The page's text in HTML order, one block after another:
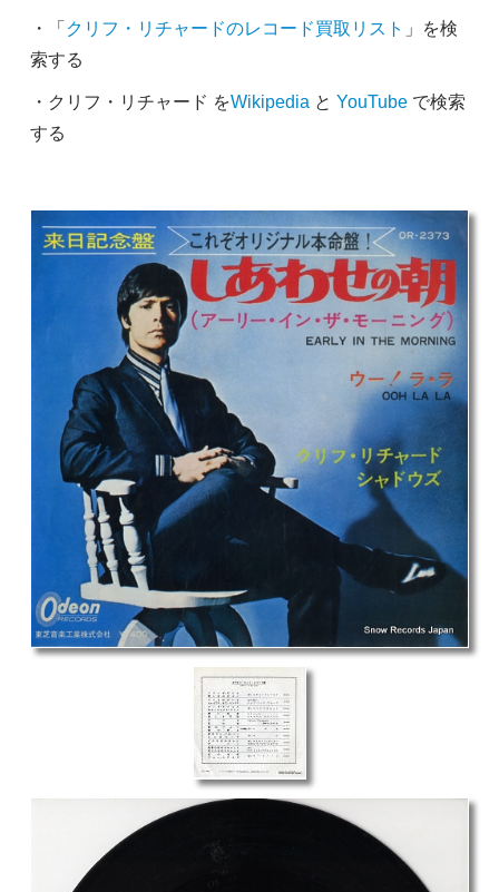
・「 クリフ・リチャードのレコード買取リスト 」を検
索する
・クリフ・リチャード をWikipedia と YouTubeで検索
する